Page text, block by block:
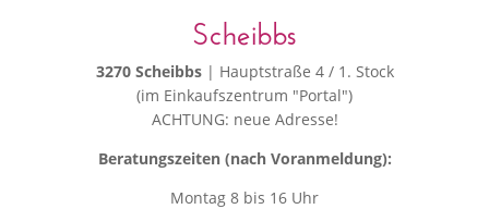
Scheibbs
3270 Scheibbs | Hauptstraße 4 / 1. Stock
(im Einkaufszentrum "Portal")
ACHTUNG: neue Adresse!
Beratungszeiten (nach Voranmeldung):
Montag 8 bis 16 Uhr